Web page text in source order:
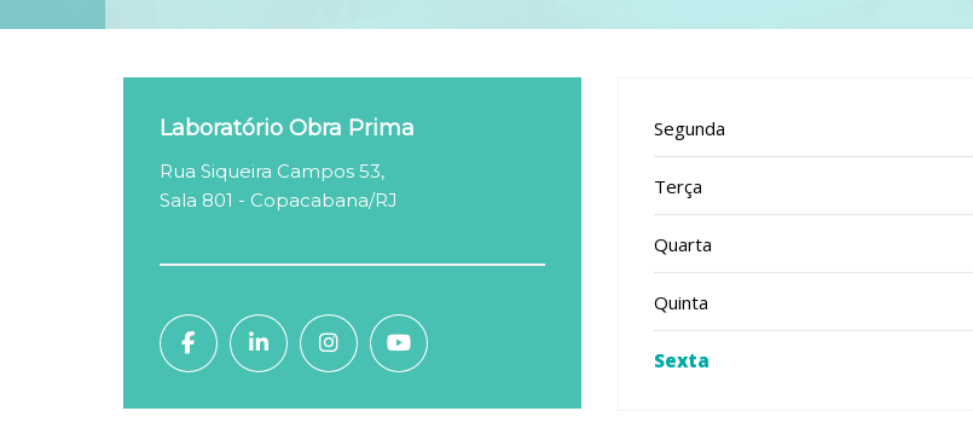
Laboratório Obra Prima
Rua Siqueira Campos 53,
Sala 801 - Copacabana/RJ
Segunda
Terça
Quarta
Quinta
Sexta